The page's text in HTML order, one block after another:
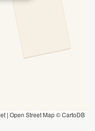
| Open Street Map ©CartoDB